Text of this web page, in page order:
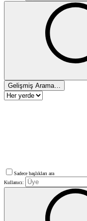
Gelişmiş Arama…
Sadece başlıkları ara
Kullanıcı: